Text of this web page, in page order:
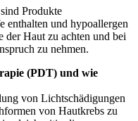
Produkte
enthalten und hypoallergen
Haut zu achten und bei
zu nehmen.
(PDT) und wie
von Lichtschädigungen
von Hautkrebs zu